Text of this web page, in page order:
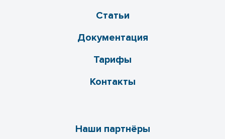
Статьи
Документация
Тарифы
Контакты
Наши партнёры